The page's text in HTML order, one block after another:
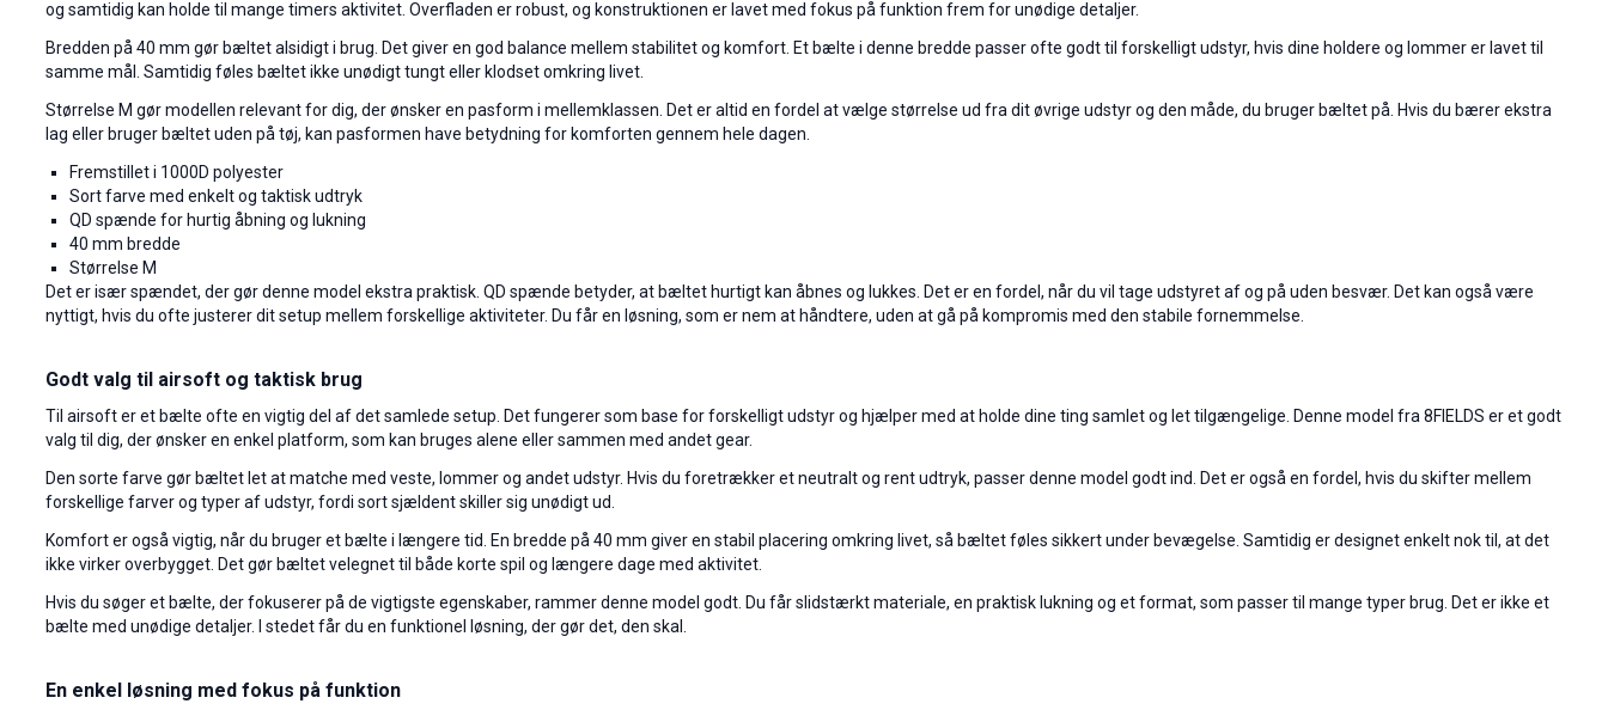
og samtidig kan holde til mange timers aktivitet. Overfladen er robust, og konstruktionen er lavet med fokus på funktion frem for unødige detaljer.
Bredden på 40 mm gør bæltet alsidigt i brug. Det giver en god balance mellem stabilitet og komfort. Et bælte i denne bredde passer ofte godt til forskelligt udstyr, hvis dine holdere og lommer er lavet til
samme mål. Samtidig føles bæltet ikke unødigt tungt eller klodset omkring livet.
Størrelse M gør modellen relevant for dig, der ønsker en pasform i mellemklassen. Det er altid en fordel at vælge størrelse ud fra dit øvrige udstyr og den måde, du bruger bæltet på. Hvis du bærer ekstra
lag eller bruger bæltet uden på tøj, kan pasformen have betydning for komforten gennem hele dagen.
Fremstillet i 1000D polyester
Sort farve med enkelt og taktisk udtryk
QD spænde for hurtig åbning og lukning
40 mm bredde
Størrelse M
Det er især spændet, der gør denne model ekstra praktisk. QD spænde betyder, at bæltet hurtigt kan åbnes og lukkes. Det er en fordel, når du vil tage udstyret af og på uden besvær. Det kan også være
nyttigt, hvis du ofte justerer dit setup mellem forskellige aktiviteter. Du får en løsning, som er nem at håndtere, uden at gå på kompromis med den stabile fornemmelse.
Godt valg til airsoft og taktisk brug
Til airsoft er et bælte ofte en vigtig del af det samlede setup. Det fungerer som base for forskelligt udstyr og hjælper med at holde dine ting samlet og let tilgængelige. Denne model fra 8FIELDS er et godt
valg til dig, der ønsker en enkel platform, som kan bruges alene eller sammen med andet gear.
Den sorte farve gør bæltet let at matche med veste, lommer og andet udstyr. Hvis du foretrækker et neutralt og rent udtryk, passer denne model godt ind. Det er også en fordel, hvis du skifter mellem
forskellige farver og typer af udstyr, fordi sort sjældent skiller sig unødigt ud.
Komfort er også vigtig, når du bruger et bælte i længere tid. En bredde på 40 mm giver en stabil placering omkring livet, så bæltet føles sikkert under bevægelse. Samtidig er designet enkelt nok til, at det
ikke virker overbygget. Det gør bæltet velegnet til både korte spil og længere dage med aktivitet.
Hvis du søger et bælte, der fokuserer på de vigtigste egenskaber, rammer denne model godt. Du får slidstærkt materiale, en praktisk lukning og et format, som passer til mange typer brug. Det er ikke et
bælte med unødige detaljer. I stedet får du en funktionel løsning, der gør det, den skal.
En enkel løsning med fokus på funktion